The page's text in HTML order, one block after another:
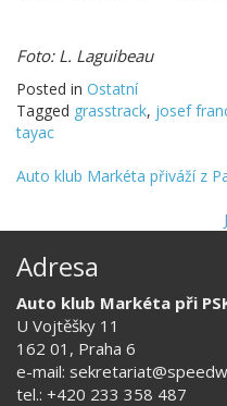
Foto: L. Laguibeau
Posted in Ostatní
Tagged grasstrack, josef
tayac
Auto klub Markéta přiváží z
Adresa
Auto klub Markéta při
U Vojtěšky 11
162 01, Praha 6
e-mail:
tel.: +420 233 358 487